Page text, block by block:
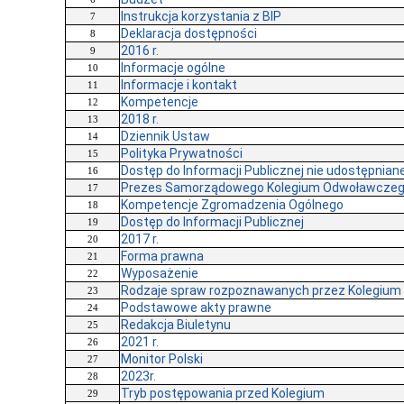
7
Instrukcja korzystania z BIP
8
Deklaracja dostępności
9
2016 r.
10
Informacje ogólne
11
Informacje i kontakt
12
Kompetencje
13
2018 r.
14
Dziennik Ustaw
15
Polityka Prywatności
16
Dostęp do Informacji Publicznej nie
17
Prezes Samorządowego Kolegium
18
Kompetencje Zgromadzenia Ogólnego
19
Dostęp do Informacji Publicznej
20
2017 r.
21
Forma prawna
22
Wyposażenie
23
Rodzaje spraw rozpoznawanych przez Kolegium
24
Podstawowe akty prawne
25
Redakcja Biuletynu
26
2021 r.
27
Monitor Polski
28
2023r.
29
Tryb postępowania przed Kolegium